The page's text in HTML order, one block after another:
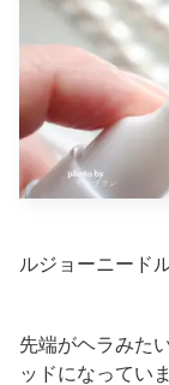
ルジョーニード
先端がヘラみた
ッドになってい